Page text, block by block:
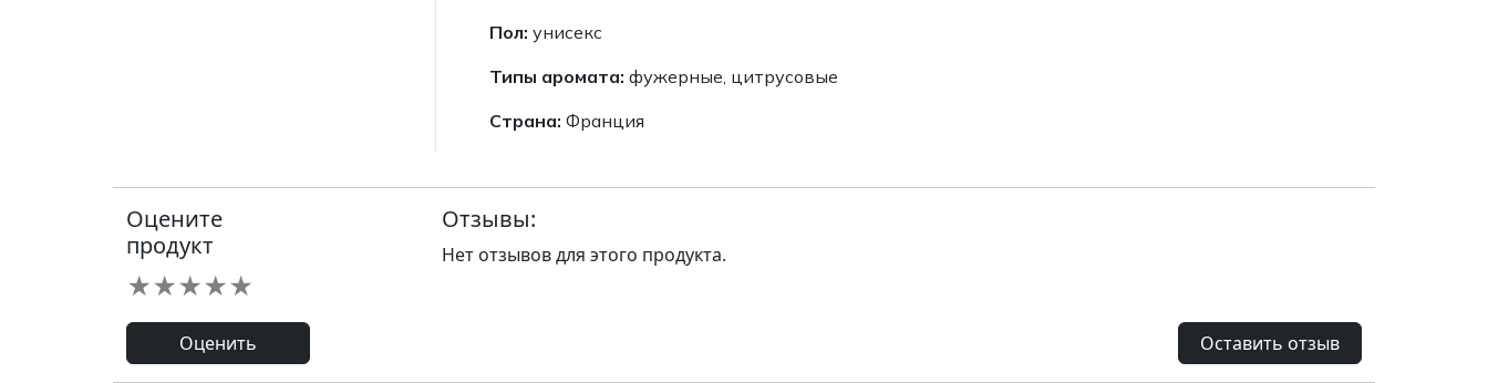
Пол: унисекс
Типы аромата: фужерные, цитрусовые
Страна: Франция
Оцените
продукт
★
★
★
★
★
Оценить
Отзывы:
Нет отзывов для этого продукта.
Оставить отзыв